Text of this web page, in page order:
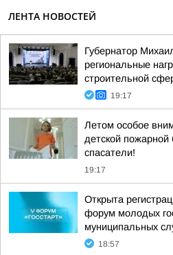
ЛЕНТА НОВОСТЕЙ
Губернатор
региональные
строительной
19:17
Летом особое
детской
спасатели!
19:17
Открыта
форум молодых
муниципальных
18:57